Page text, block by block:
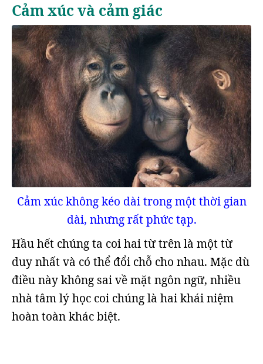
Cảm xúc và cảm giác
Cảm xúc không kéo dài trong một thời gian
dài, nhưng rất phức tạp.
Hầu hết chúng ta coi hai từ trên là một từ
duy nhất và có thể đổi chỗ cho nhau. Mặc dù
điều này không sai về mặt ngôn ngữ, nhiều
nhà tâm lý học coi chúng là hai khái niệm
hoàn toàn khác biệt.